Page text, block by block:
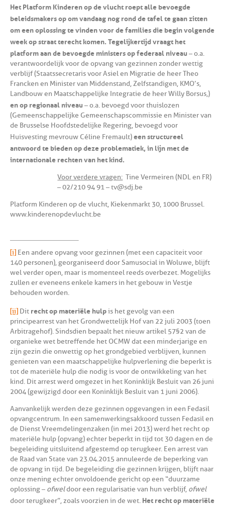
Het Platform Kinderen op de vlucht roept alle bevoegde
beleidsmakers op om vandaag nog rond de tafel te gaan zitten
om een oplossing te vinden voor de families die begin volgende
week op straat terecht komen. Tegelijkertijd vraagt het
platform aan de bevoegde ministers op federaal niveau– o.a.
verantwoordelijk voor de opvang van gezinnen zonder wettig
verblijf (Staatssecretaris voor Asiel en Migratie de heer Theo
Francken en Minister van Middenstand, Zelfstandigen, KMO’s,
Landbouw en Maatschappelijke Integratie de heer Willy Borsus,)
en op regionaal niveau– o.a. bevoegd voor thuislozen
(Gemeenschappelijke Gemeenschapscommissie en Minister van
de Brusselse Hoofdstedelijke Regering, bevoegd voor
Huisvesting mevrouw Céline Fremault)een structureel
antwoord te bieden op deze problematiek, in lijn met de
internationale rechten van het kind.
Voor verdere vragen: Tine Vermeiren (NDL en FR)
– 02/210 94 91 – tv@sdj.be
Platform Kinderen op de vlucht, Kiekenmarkt 30, 1000 Brussel.
www.kinderenopdevlucht.be
[i] Een andere opvang voor gezinnen (met een capaciteit voor
140 personen), georganiseerd door Samusocial in Woluwe, blijft
wel verder open, maar is momenteel reeds overbezet. Mogelijks
zullen er eveneens enkele kamers in het gebouw in Vestje
behouden worden.
[ii] Dit recht op materiële hulpis het gevolg van een
principearrest van het Grondwettelijk Hof van 22 juli 2003 (toen
Arbitragehof). Sindsdien bepaalt het nieuw artikel 57§2 van de
organieke wet betreffende het OCMW dat een minderjarige en
zijn gezin die onwettig op het grondgebied verblijven, kunnen
genieten van een maatschappelijke hulpverlening die beperkt is
tot de materiële hulp die nodig is voor de ontwikkeling van het
kind. Dit arrest werd omgezet in het Koninklijk Besluit van 26 juni
2004 (gewijzigd door een Koninklijk Besluit van 1 juni 2006).
Aanvankelijk werden deze gezinnen opgevangen in een Fedasil
opvangcentrum. In een samenwerkingsakkoord tussen Fedasil en
de Dienst Vreemdelingenzaken (in mei 2013) werd het recht op
materiële hulp (opvang) echter beperkt in tijd tot 30 dagen en de
begeleiding uitsluitend afgestemd op terugkeer. Een arrest van
de Raad van State van 23.04.2015 annuleerde de beperking van
de opvang in tijd. De begeleiding die gezinnen krijgen, blijft naar
onze mening echter onvoldoende gericht op een “duurzame
oplossing – ofweldoor een regularisatie van hun verblijf, ofwel
door terugkeer”, zoals voorzien in de wet. Het recht op materiële